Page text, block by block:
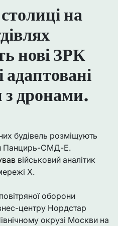
на
нові ЗРК
з дронами.
будівель розміщують
Панцирь-СМД-Е.
військовий аналітик
X.
оборони
центру Нордстар
окрузі Москви на